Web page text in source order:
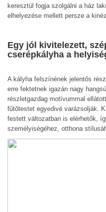
keresztül fogja szolgálni a ház
elhelyezése mellett persze a
Egy jól kivitelezett,
cserépkályha a
A kályha felszínének jelentős
erre fektetnek igazán nagy
részletgazdag motívummal
fűtőtestet egyedivé varázsolják.
festett változatban is elérhetők,
személyiségéhez, otthona